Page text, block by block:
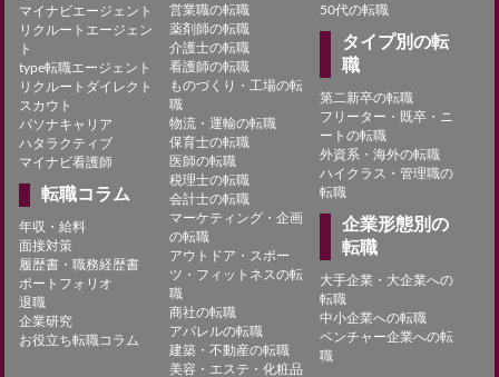
マイナビエージェント
リクルートエージェン
ト
type転職エージェント
リクルートダイレクト
スカウト
パソナキャリア
ハタラクティブ
マイナビ看護師
転職コラム
年収・給料
面接対策
履歴書・職務経歴書
ポートフォリオ
退職
企業研究
お役立ち転職コラム
営業職の転職
薬剤師の転職
介護士の転職
看護師の転職
ものづくり・工場の転
職
物流・運輸の転職
保育士の転職
医師の転職
税理士の転職
会計士の転職
マーケティング・企画
の転職
アウトドア・スポー
ツ・フィットネスの転
職
商社の転職
アパレルの転職
建築・不動産の転職
美容・エステ・化粧品
50代の転職
タイプ別の転
職
第二新卒の転職
フリーター・既卒・ニ
ートの転職
外資系・海外の転職
ハイクラス・管理職の
転職
企業形態別の
転職
大手企業・大企業への
転職
中小企業への転職
ベンチャー企業への転
職